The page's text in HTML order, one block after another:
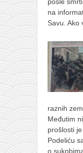
na
Savu. Ako
raznih
Međutim
prošlosti
Podeliću
o